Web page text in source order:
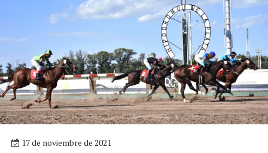
17 de noviembre de 2021